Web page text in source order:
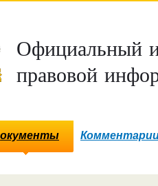
Официальный
правовой